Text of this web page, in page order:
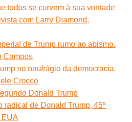
todos se curvem à sua vontade
com Larry Diamond,
de Trump rumo ao abismo.
Campos
no naufrágio da democracia.
Crocco
Donald Trump
radical de Donald Trump, 45º
EUA